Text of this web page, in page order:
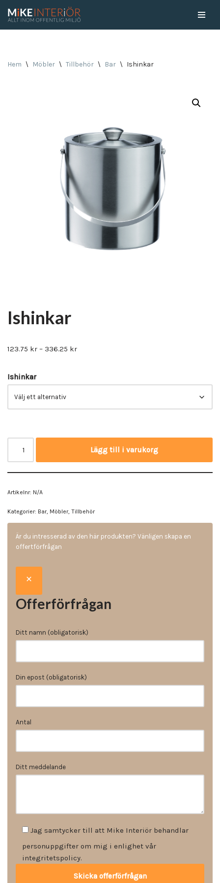
Hem \ Möbler \ Tillbehör \ Bar \ Ishinkar
Ishinkar
123.75 kr – 336.25 kr
Ishinkar
Lägg till i varukorg
Artikelnr: N/A
Kategorier: Bar, Möbler, Tillbehör
Är du intresserad av den här produkten? Vänligen skapa en
offertförfrågan
Offerförfrågan
Ditt namn (obligatorisk)
Din epost (obligatorisk)
Antal
Ditt meddelande
Jag samtycker till att Mike Interiör behandlar
personuppgifter om mig i enlighet vår
integritetspolicy.